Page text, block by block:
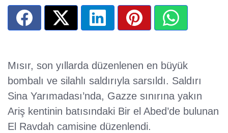
Mısır, son yıllarda düzenlenen en büyük
bombalı ve silahlı saldırıyla sarsıldı. Saldırı
Sina Yarımadası’nda, Gazze sınırına yakın
Ariş kentinin batısındaki Bir el Abed’de bulunan
El Ravdah camisine düzenlendi.